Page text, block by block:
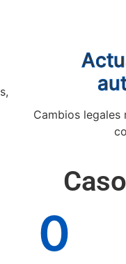
Cambios legales
0